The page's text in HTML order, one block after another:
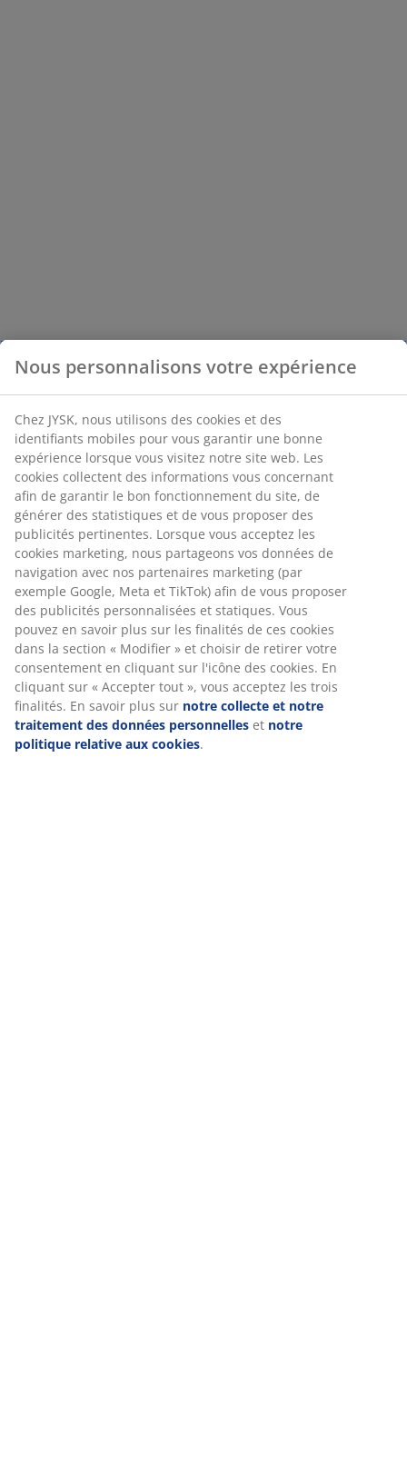
Nous personnalisons votre expérience
Chez JYSK, nous utilisons des cookies et des
identifiants mobiles pour vous garantir une bonne
expérience lorsque vous visitez notre site web. Les
cookies collectent des informations vous concernant
afin de garantir le bon fonctionnement du site, de
générer des statistiques et de vous proposer des
publicités pertinentes. Lorsque vous acceptez les
cookies marketing, nous partageons vos données de
navigation avec nos partenaires marketing (par
exemple Google, Meta et TikTok) afin de vous proposer
des publicités personnalisées et statiques. Vous
pouvez en savoir plus sur les finalités de ces cookies
dans la section « Modifier » et choisir de retirer votre
consentement en cliquant sur l'icône des cookies. En
cliquant sur « Accepter tout », vous acceptez les trois
finalités. En savoir plus sur notre collecte et notre
traitement des données personnelles et notre
politique relative aux cookies.